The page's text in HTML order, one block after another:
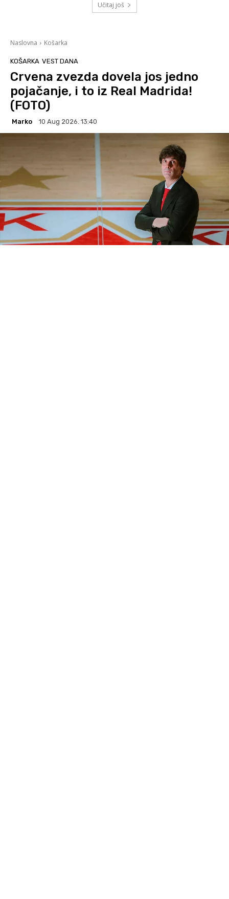
Učitaj još